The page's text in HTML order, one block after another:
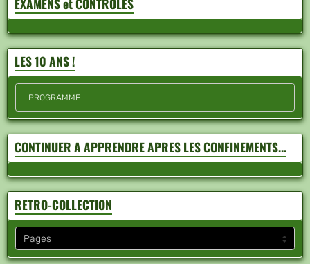
EXAMENS et CONTRÔLES
LES 10 ANS !
PROGRAMME
CONTINUER A APPRENDRE APRES LES CONFINEMENTS...
RETRO-COLLECTION